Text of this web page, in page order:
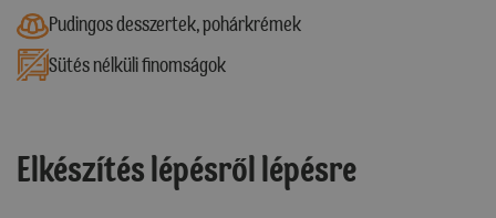
Pudingos desszertek, pohárkrémek
Sütés nélküli finomságok
Elkészítés lépésről lépésre